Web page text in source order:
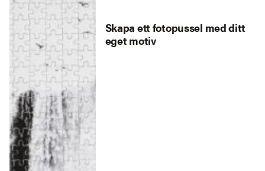
Skapa ett fotopussel med ditt
eget motiv